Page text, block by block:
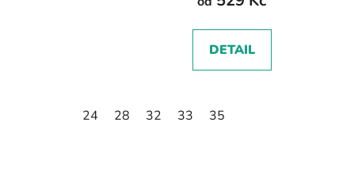
DETAIL
24 28 32 33 35